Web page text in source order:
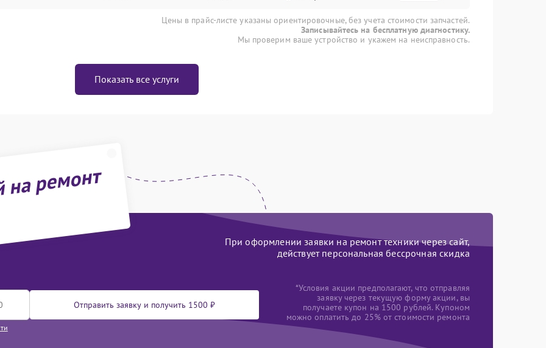
Цены в прайс-листе указаны ориентировочные, без учета стоимости запчастей.
Записывайтесь на бесплатную диагностику.
Мы проверим ваше устройство и укажем на неисправность.
Показать все услуги
ремонт
При оформлении заявки на ремонт техники через сайт,
действует персональная бессрочная скидка
Отправить заявку и получить 1500 ₽
*Условия акции предполагают, что отправляя
заявку через текущую форму акции, вы
получаете купон на 1500 рублей. Купоном
можно оплатить до 25% от стоимости ремонта